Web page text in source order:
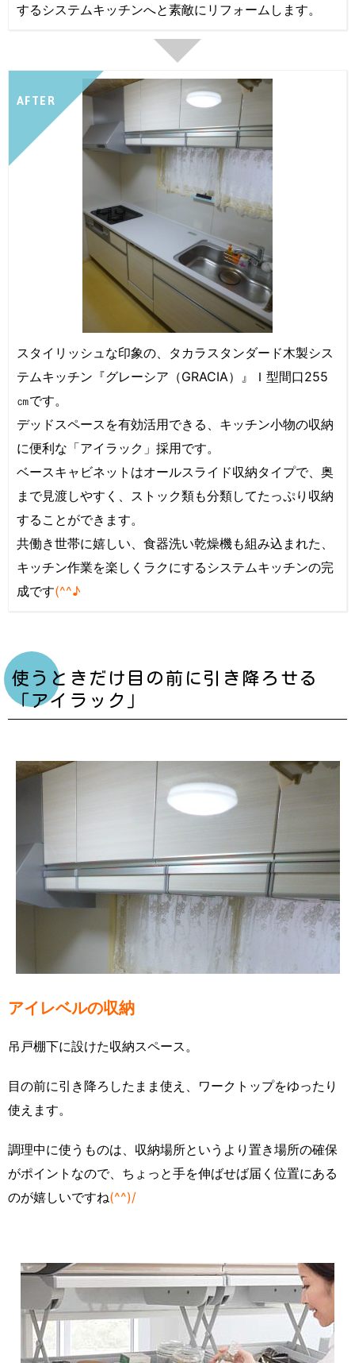
するシステムキッチンへと素敵にリフォームします。
AFTER
スタイリッシュな印象の、タカラスタンダード木製シス
テムキッチン『グレーシア（GRACIA）』Ｉ型間口255
㎝です。
デッドスペースを有効活用できる、キッチン小物の収納
に便利な「アイラック」採用です。
ベースキャビネットはオールスライド収納タイプで、奥
まで見渡しやすく、ストック類も分類してたっぷり収納
することができます。
共働き世帯に嬉しい、食器洗い乾燥機も組み込まれた、
キッチン作業を楽しくラクにするシステムキッチンの完
成です(^^♪
使うときだけ目の前に引き降ろせる
「アイラック」
アイレベルの収納
吊戸棚下に設けた収納スペース。
目の前に引き降ろしたまま使え、ワークトップをゆったり
使えます。
調理中に使うものは、収納場所というより置き場所の確保
がポイントなので、ちょっと手を伸ばせば届く位置にある
のが嬉しいですね(^^)/